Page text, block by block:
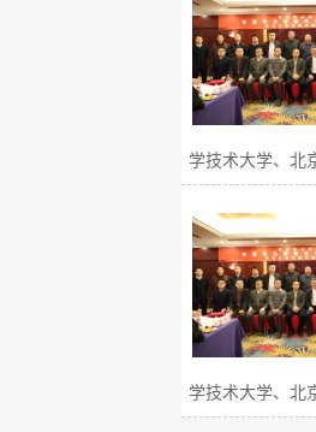
学技术大学、北
学技术大学、北